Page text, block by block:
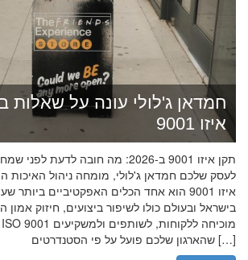
חמדאן ג'לולי עונה על שאלות
איזו 9001
תקן איזו 9001 ב-2026: מה חובה לדעת
לעסק שלכם חמדאן ג'לולי, מומחה ניהול האיכות
איזו 9001 הוא אחד הכלים האפקטיביים
בישראל ובעולם כולו לשיפור ביצועים, חיזוק אמון
שהארגון שלכם פועל על פי הסטנדרטים […]